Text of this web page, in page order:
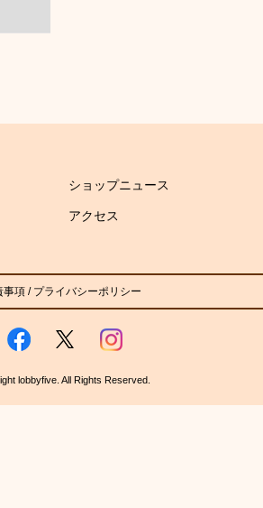
ショップニュース
アクセス
事項/ プライバシーポリシー
lobbyfive. All Rights Reserved.